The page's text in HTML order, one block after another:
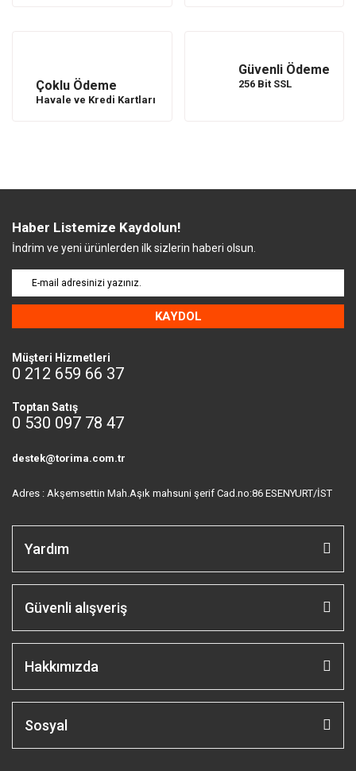
Çoklu Ödeme
Havale ve Kredi Kartları
Güvenli Ödeme
256 Bit SSL
Haber Listemize Kaydolun!
İndrim ve yeni ürünlerden ilk sizlerin haberi olsun.
KAYDOL
Müşteri Hizmetleri
0 212 659 66 37
Toptan Satış
0 530 097 78 47
destek@torima.com.tr
Adres : Akşemsettin Mah.Aşık mahsuni şerif Cad.no:86 ESENYURT/İST
Yardım
Güvenli alışveriş
Hakkımızda
Sosyal